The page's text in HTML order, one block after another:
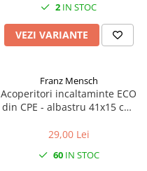
2 IN STOC
VEZI VARIANTE
Franz Mensch
Acoperitori incaltaminte ECO
din CPE - albastru 41x15 cm,
buc
29,00 Lei
60IN STOC